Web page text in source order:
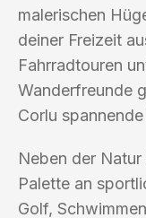
malerischen
deiner Freizeit
Fahrradtouren
Wanderfreunde
Corlu
Neben der
Palette an
Golf,